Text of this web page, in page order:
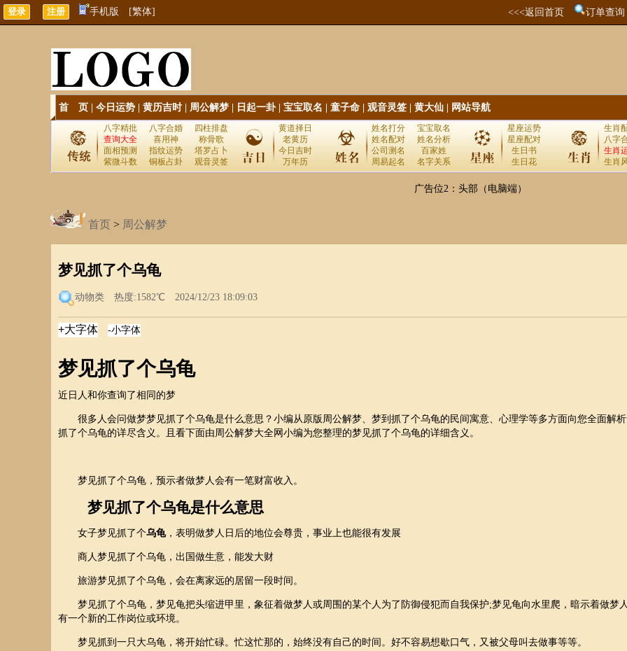
手机版 [繁体] <<<返回首页 订单查询
首 页 今日运势 黄历吉时| 周公解梦 日起一卦| 宝宝取名 童子命 观音灵签 黄大仙 网站导航
八字精批 八字合婚
四柱排盘
查询大全
喜用神
称骨歌
面相预测
指纹运势
塔罗占卜
紫微斗数
铜板占卦 观音灵签
黄道择日
老黄历
今日吉时
万年历
姓名打分
宝宝取名
姓名配对
姓名分析
公司测名
百家姓
周易起名
名字关系
星座运势
星座配对
生日书
生日花
生肖
八字
生肖
生肖
广告位2：头部（电脑端）
首页 > 周公解梦
梦见抓了个乌龟
动物类 热度:1582℃ 2024/12/23 18:09:03
梦见抓了个乌龟
近日 人和你查询了相同的梦
很多人会问做梦梦见抓了个乌龟是什么意思？小编从原版周公解梦、梦到抓了个乌龟的民间寓意、心理学等多方面向您全面解
抓了个乌龟的详尽含义。且看下面由周公解梦大全网小编为您整理的梦见抓了个乌龟的详细含义。
梦见抓了个乌龟，预示者做梦人会有一笔财富收入。
梦见抓了个乌龟是什么意思
女子梦见抓了个乌龟，表明做梦人日后的地位会尊贵，事业上也能很有发展
商人梦见抓了个乌龟，出国做生意，能发大财
旅游梦见抓了个乌龟，会在离家远的居留一段时间。
梦见抓了个乌龟，梦见龟把头缩进甲里，象征着做梦人或周围的某个人为了防御侵犯而自我保护;梦见龟向水里爬，暗示着做梦
有一个新的工作岗位或环境。
梦见抓到一只大乌龟，将开始忙碌。忙这忙那的，始终没有自己的时间。好不容易想歇口气，又被父母叫去做事等等。